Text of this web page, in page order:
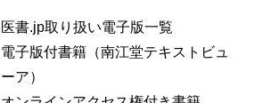
医書.jp取り扱い電子版一覧
電子版付書籍（南江堂テキストビュ
ーア）